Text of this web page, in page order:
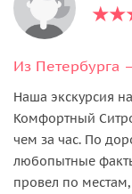
Наша экскурсия
Комфортный
чем за час. По
любопытные
провел по